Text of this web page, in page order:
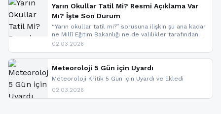
Yarın Okullar Tatil Mi? Resmi Açıklama Var
Mı? İşte Son Durum
“Yarın okullar tatil mi?” sorusuna ilişkin şu ana kadar
ne Millî Eğitim Bakanlığı ne de valilikler tarafından
yapılmış resmi bir tatil açıklaması bulunmamaktadır.
paylaşacağız. En hızlı şekilde haberdar olmak için
sitemizi takip edebilir ve bildirimleri açabilirsiniz.
02.03.2026
Meteoroloji 5 Gün için Uyardı
Meteoroloji Kritik 5 Gün için Uyardı ve Ekledi
02.03.2026